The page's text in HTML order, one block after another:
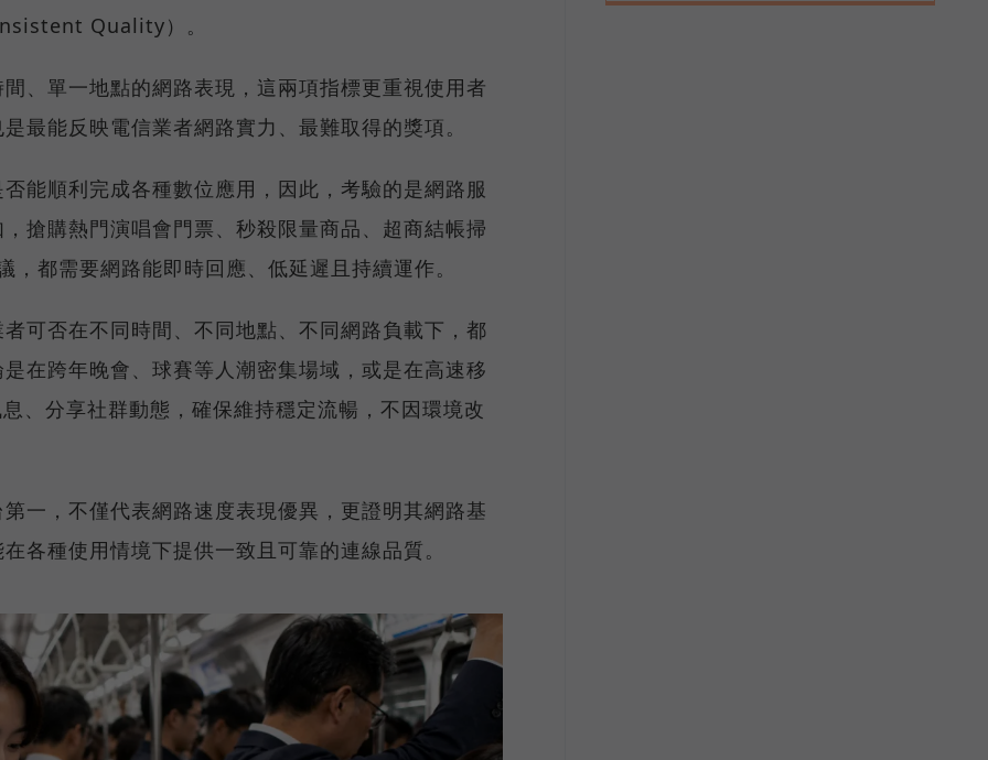
Quality）。
、單一地點的網路表現，這兩項指標更重視使用者
最能反映電信業者網路實力、最難取得的獎項。
能順利完成各種數位應用，因此，考驗的是網路服
搶購熱門演唱會門票、秒殺限量商品、超商結帳掃
都需要網路能即時回應、低延遲且持續運作。
可否在不同時間、不同地點、不同網路負載下，都
在跨年晚會、球賽等人潮密集場域，或是在高速移
、分享社群動態，確保維持穩定流暢，不因環境改
一，不僅代表網路速度表現優異，更證明其網路基
各種使用情境下提供一致且可靠的連線品質。